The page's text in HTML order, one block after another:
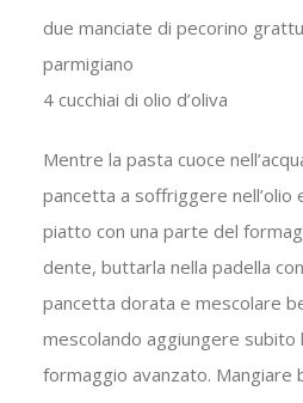
due manciate di pecorino
parmigiano
4 cucchiai di olio d’oliva
Mentre la pasta cuoce
pancetta a soffriggere nell’olio
piatto con una parte del
dente, buttarla nella padella
pancetta dorata e mescolare
mescolando aggiungere subito
formaggio avanzato. Mangiare